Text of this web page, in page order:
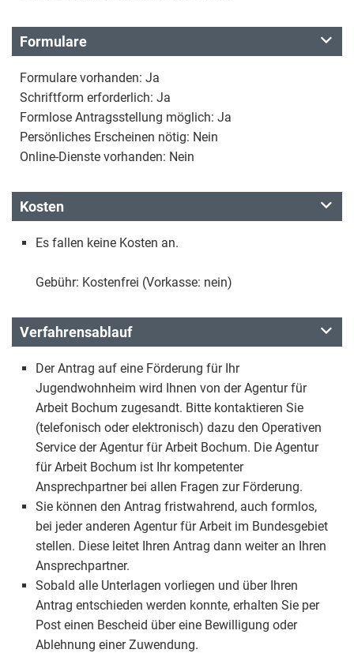
Formulare
Formulare vorhanden: Ja
Schriftform erforderlich: Ja
Formlose Antragsstellung möglich: Ja
Persönliches Erscheinen nötig: Nein
Online-Dienste vorhanden: Nein
Kosten
Es fallen keine Kosten an.
Gebühr: Kostenfrei (Vorkasse: nein)
Verfahrensablauf
Der Antrag auf eine Förderung für Ihr
Jugendwohnheim wird Ihnen von der Agentur für
Arbeit Bochum zugesandt. Bitte kontaktieren Sie
(telefonisch oder elektronisch) dazu den Operativen
Service der Agentur für Arbeit Bochum. Die Agentur
für Arbeit Bochum ist Ihr kompetenter
Ansprechpartner bei allen Fragen zur Förderung.
Sie können den Antrag fristwahrend, auch formlos,
bei jeder anderen Agentur für Arbeit im Bundesgebiet
stellen. Diese leitet Ihren Antrag dann weiter an Ihren
Ansprechpartner.
Sobald alle Unterlagen vorliegen und über Ihren
Antrag entschieden werden konnte, erhalten Sie per
Post einen Bescheid über eine Bewilligung oder
Ablehnung einer Zuwendung.